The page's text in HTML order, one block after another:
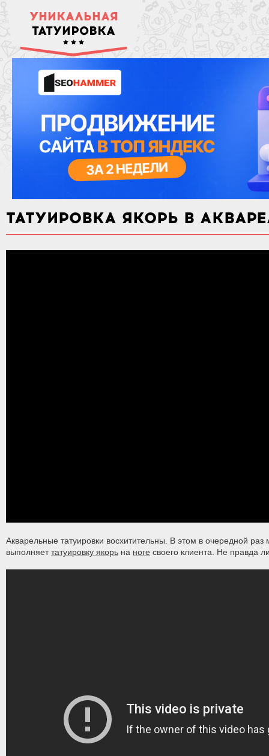
УНИКАЛЬНАЯ
ТАТУИРОВКА
ТАТУИРОВКА ЯКОРЬ В
Акварельные татуировки восхитительны. В этом в очередной
выполняеттатуировку якорь на ноге своего клиента. Не правда